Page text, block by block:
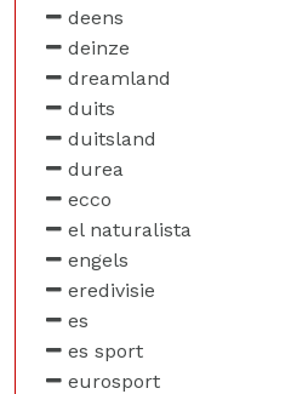
deens
deinze
dreamland
duits
duitsland
durea
ecco
el naturalista
engels
eredivisie
es
es sport
eurosport